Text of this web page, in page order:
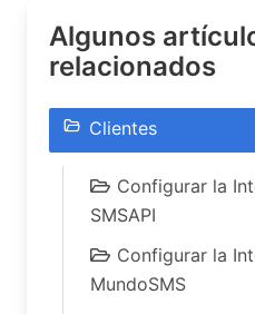
Algunos
relacionados
Clientes
Configurar la
SMSAPI
Configurar la
MundoSMS